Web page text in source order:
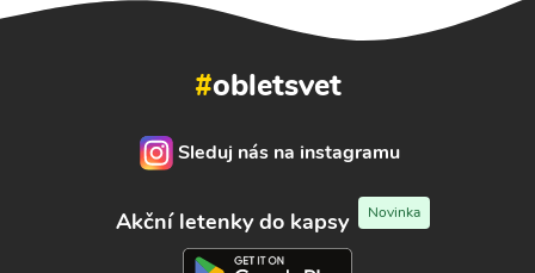
#obletsvet
Sleduj nás na instagramu
Akční letenky do kapsy Novinka